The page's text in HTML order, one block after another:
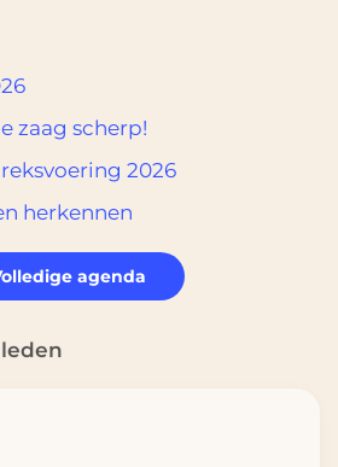
zaag scherp!
2026
herkennen
agenda
leden